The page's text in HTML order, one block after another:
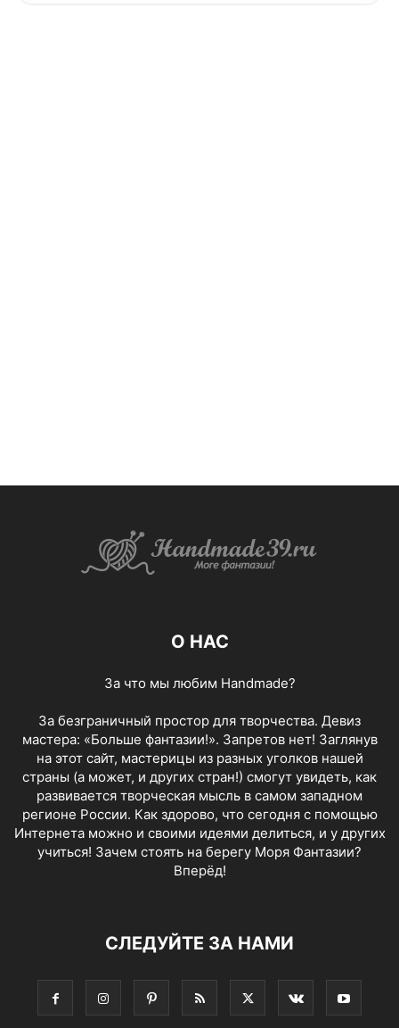
О НАС
За что мы любим Handmade?
За безграничный простор для творчества. Девиз
мастера: «Больше фантазии!». Запретов нет! Заглянув
на этот сайт, мастерицы из разных уголков нашей
страны (а может, и других стран!) смогут увидеть, как
развивается творческая мысль в самом западном
регионе России. Как здорово, что сегодня с помощью
Интернета можно и своими идеями делиться, и у других
учиться! Зачем стоять на берегу Моря Фантазии?
Вперёд!
СЛЕДУЙТЕ ЗА НАМИ